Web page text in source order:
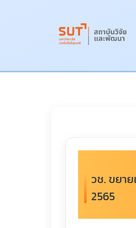
วช. ขยา
2565